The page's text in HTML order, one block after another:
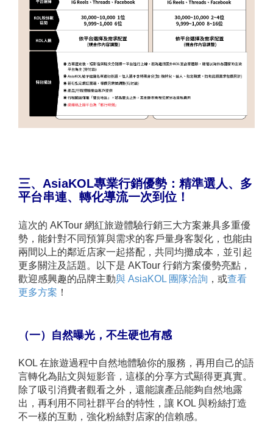
三、AsiaKOL專業行銷優勢：精準選人、多
平台串連、轉化導流一次到位！
這次的 AKTour 網紅旅遊體驗行銷三大方案兼具多重優
勢，能針對不同預算與需求的客戶量身客製化，也能由
兩間以上的鄰近店家一起搭配，共同均攤成本，並引起
更多關注及話題。以下是 AKTour 行銷方案優勢亮點，
歡迎感興趣的品牌主動與 AsiaKOL 團隊洽詢 ，或查看
更多方案 ！
（一）自然曝光，不生硬也有感
KOL 在旅遊過程中自然地體驗你的服務，再用自己的語
言轉化為貼文與短影音，這樣的分享方式顯得更真實。
除了吸引消費者觀看之外，還能讓產品能夠自然地露
出，再利用不同社群平台的特性，讓 KOL 與粉絲打造
不一樣的互動，強化粉絲對店家的信賴感。